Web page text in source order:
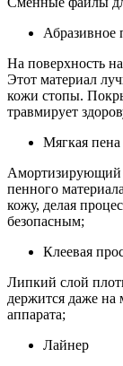
Абразивное
На поверхность
Этот материал
кожи стопы.
травмирует
Мягкая пена
Амортизирующий
пенного
кожу, делая
безопасным;
Клеевая
Липкий слой
держится даже на
аппарата;
Лайнер